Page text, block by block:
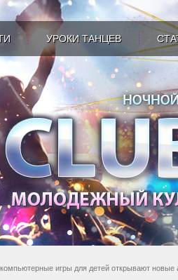
УРОКИ ТАНЦЕВ
игры для детей открывают новые